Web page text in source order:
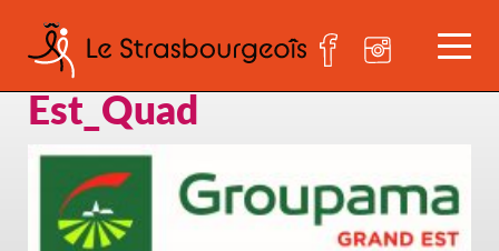
Groupama_Gra-
Est_Quad